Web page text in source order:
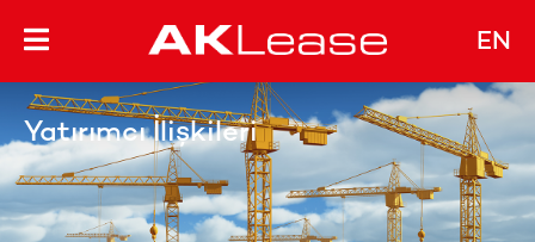
EN
Yatırımcı İlişkileri